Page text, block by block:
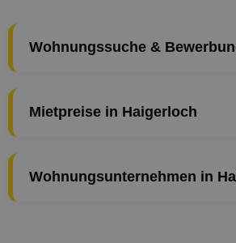
Wohnungssuche &
Mietpreise in Haigerloch
Wohnungsunternehmen in